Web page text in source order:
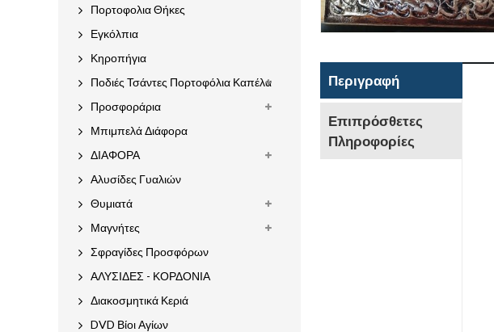
Περιγραφή
Επιπρόσθετες
Πληροφορίες
Πορτοφολια Θήκες
Εγκόλπια
Κηροπήγια
Ποδιές Τσάντες Πορτοφόλια Καπέλα
Προσφοράρια
Μπιμπελά Διάφορα
ΔΙΑΦΟΡΑ
Αλυσίδες Γυαλιών
Θυμιατά
Μαγνήτες
Σφραγίδες Προσφόρων
ΑΛΥΣΙΔΕΣ - ΚΟΡΔΟΝΙΑ
Διακοσμητικά Κεριά
DVD Βίοι Αγίων